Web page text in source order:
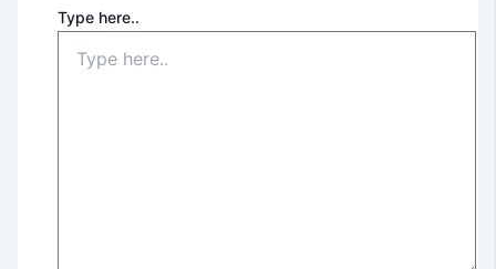
Type here..